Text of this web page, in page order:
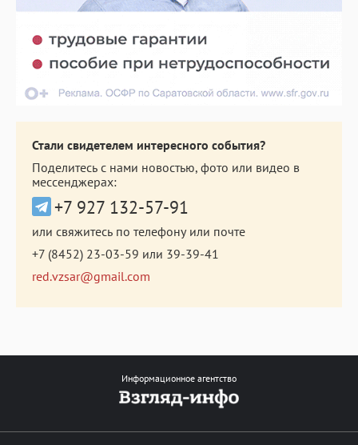
Стали свидетелем интересного события?
Поделитесь с нами новостью, фото или видео в
мессенджерах:
+7 927 132-57-91
или свяжитесь по телефону или почте
+7 (8452) 23-03-59 или 39-39-41
red.vzsar@gmail.com
Информационное агентство